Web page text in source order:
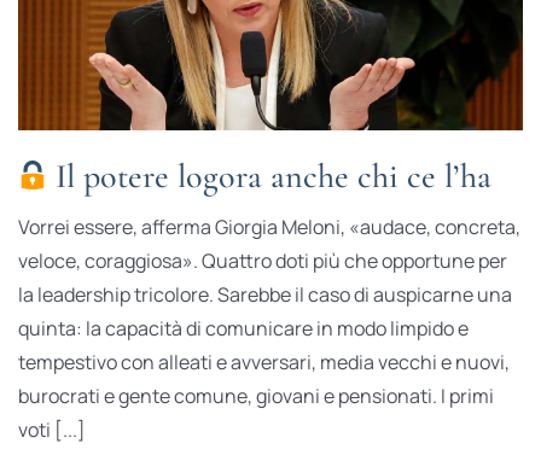
Il potere logora anche chi ce l’ha
Vorrei essere, afferma Giorgia Meloni, «audace, concreta,
veloce, coraggiosa». Quattro doti più che opportune per
la leadership tricolore. Sarebbe il caso di auspicarne una
quinta: la capacità di comunicare in modo limpido e
tempestivo con alleati e avversari, media vecchi e nuovi,
burocrati e gente comune, giovani e pensionati. I primi
voti [...]